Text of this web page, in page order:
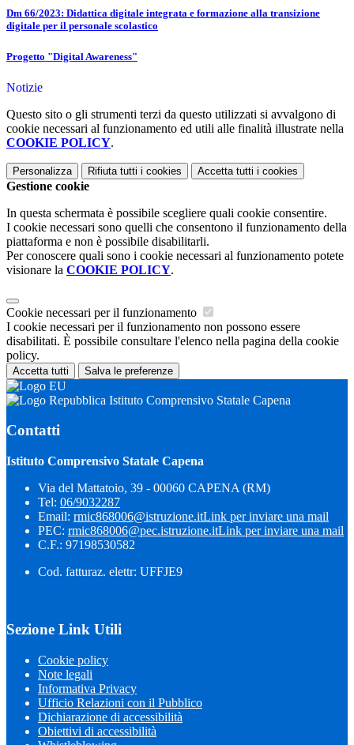
Dm 66/2023: Didattica digitale integrata e formazione alla transizione
digitale per il personale scolastico
Progetto "Digital Awareness"
Notizie
Questo sito o gli strumenti terzi da questo utilizzati si avvalgono di
cookie necessari al funzionamento ed utili alle finalità illustrate nella
COOKIE POLICY.
Personalizza Rifiuta tutti i cookies Accetta tutti i cookies
Gestione cookie
In questa schermata è possibile scegliere quali cookie consentire.
I cookie necessari sono quelli che consentono il funzionamento della
piattaforma e non è possibile disabilitarli.
Per conoscere quali sono i cookie necessari al funzionamento potete
visionare la COOKIE POLICY.
Cookie necessari per il funzionamento
I cookie necessari per il funzionamento non possono essere
disabilitati. È possibile consultare l'elenco nella pagina della cookie
policy.
Accetta tutti Salva le preferenze
Istituto Comprensivo Statale Capena
Contatti
Istituto Comprensivo Statale Capena
Via del Mattatoio, 39 - 00060 CAPENA (RM)
Tel: 06/9032287
Email: rmic868006@istruzione.itLink per inviare una mail
PEC: rmic868006@pec.istruzione.itLink per inviare una mail
C.F.: 97198530582
Cod. fatturaz. elettr: UFFJE9
Sezione Link Utili
Cookie policy
Note legali
Informativa Privacy
Ufficio Relazioni con il Pubblico
Dichiarazione di accessibilità
Obiettivi di accessibilità